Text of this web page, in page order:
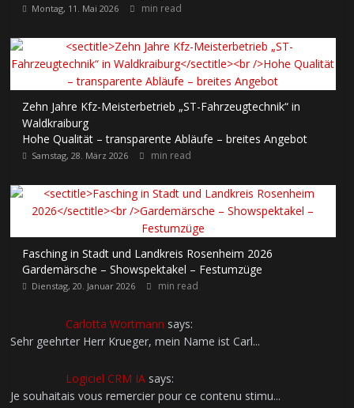
Montag, 11. Mai 2026 min read
Zehn Jahre Kfz-Meisterbetrieb „ST-Fahrzeugtechnik“ in
Waldkraiburg
Hohe Qualität – transparente Abläufe – breites Angebot
Samstag, 28. März 2026 min read
Fasching in Stadt und Landkreis Rosenheim 2026
Gardemärsche – Showspektakel – Festumzüge
Dienstag, 20. Januar 2026 min read
Carlotta Wortmann says:
Sehr geehrter Herr Krueger, mein Name ist Carl...
Logiciel CRM IA says:
Je souhaitais vous remercier pour ce contenu stimu...